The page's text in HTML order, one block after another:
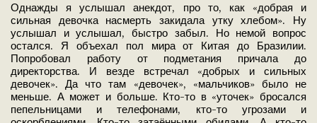
Однажды я услышал анекдот, про то, как «добрая и
сильная девочка насмерть закидала утку хлебом». Ну
услышал и услышал, быстро забыл. Но немой вопрос
остался. Я объехал пол мира от Китая до Бразилии.
Попробовал работу от подметания причала до
директорства. И везде встречал «добрых и сильных
девочек». Да что там «девочек», «мальчиков» было не
меньше. А может и больше. Кто-то в «уточек» бросался
пепельницами и телефонами, кто-то угрозами и